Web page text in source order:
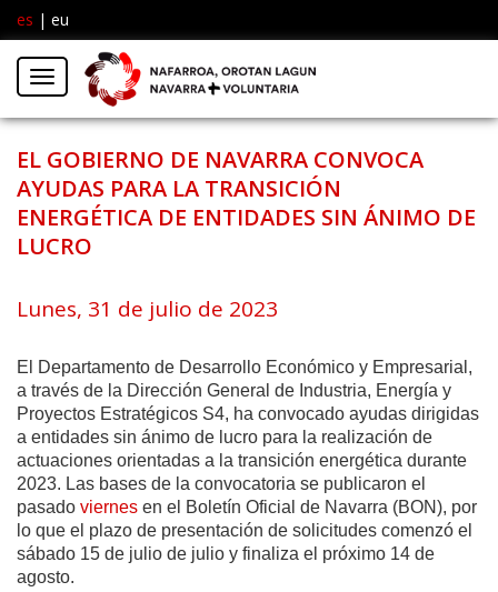
es | eu
Menú
EL GOBIERNO DE NAVARRA CONVOCA
AYUDAS PARA LA TRANSICIÓN
ENERGÉTICA DE ENTIDADES SIN ÁNIMO DE
LUCRO
Lunes, 31 de julio de 2023
El Departamento de Desarrollo Económico y Empresarial,
a través de la Dirección General de Industria, Energía y
Proyectos Estratégicos S4, ha convocado ayudas dirigidas
a entidades sin ánimo de lucro para la realización de
actuaciones orientadas a la transición energética durante
2023. Las bases de la convocatoria se publicaron el
pasado viernes en el Boletín Oficial de Navarra (BON), por
lo que el plazo de presentación de solicitudes comenzó el
sábado 15 de julio de julio y finaliza el próximo 14 de
agosto.